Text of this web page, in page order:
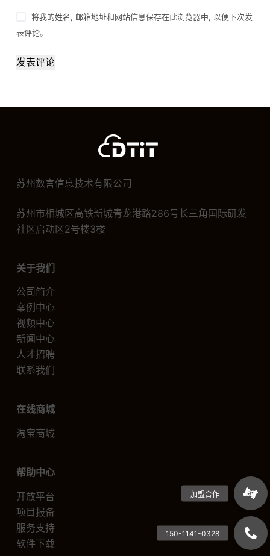
将我的姓名, 邮箱地址和网站信息保存在此浏览器中, 以便下次发
表评论。
发表评论
苏州数言信息技术有限公司
苏州市相城区高铁新城青龙港路286号长三角国际研发
社区启动区2号楼3楼
关于我们
公司简介
案例中心
视频中心
新闻中心
人才招聘
联系我们
在线商城
淘宝商城
帮助中心
开放平台
项目报备
服务支持
软件下载